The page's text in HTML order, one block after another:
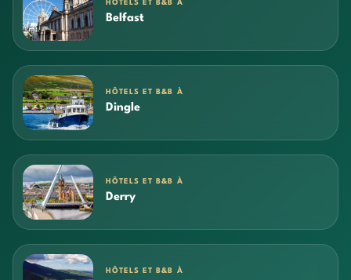
HÔTELS ET B&B À
Belfast
HÔTELS ET B&B À
Dingle
HÔTELS ET B&B À
Derry
HÔTELS ET B&B À